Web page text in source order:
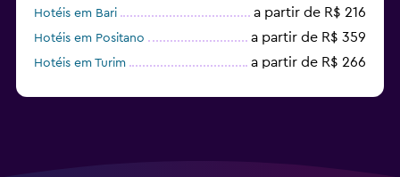
Hotéis em Bari a partir de R$ 216
Hotéis em Positano a partir de R$ 359
Hotéis em Turim a partir de R$ 266